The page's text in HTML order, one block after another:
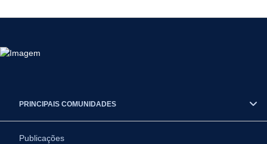
PRINCIPAIS COMUNIDADES
Publicações